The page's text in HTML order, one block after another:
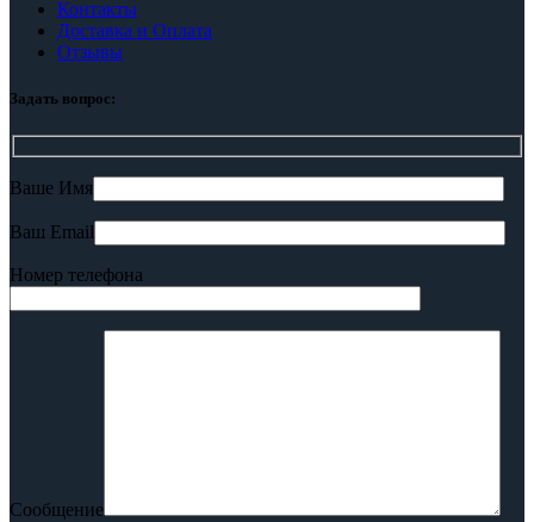
Контакты
Доставка и Оплата
Отзывы
Задать вопрос:
Ваше Имя
Ваш Email
Номер телефона
Сообщение